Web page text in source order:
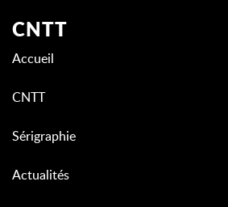
CNTT
Accueil
CNTT
Sérigraphie
Actualités